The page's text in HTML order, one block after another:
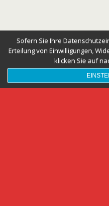
Sofern Sie Ihre
Erteilung von Einwilligungen,
klicken Sie auf